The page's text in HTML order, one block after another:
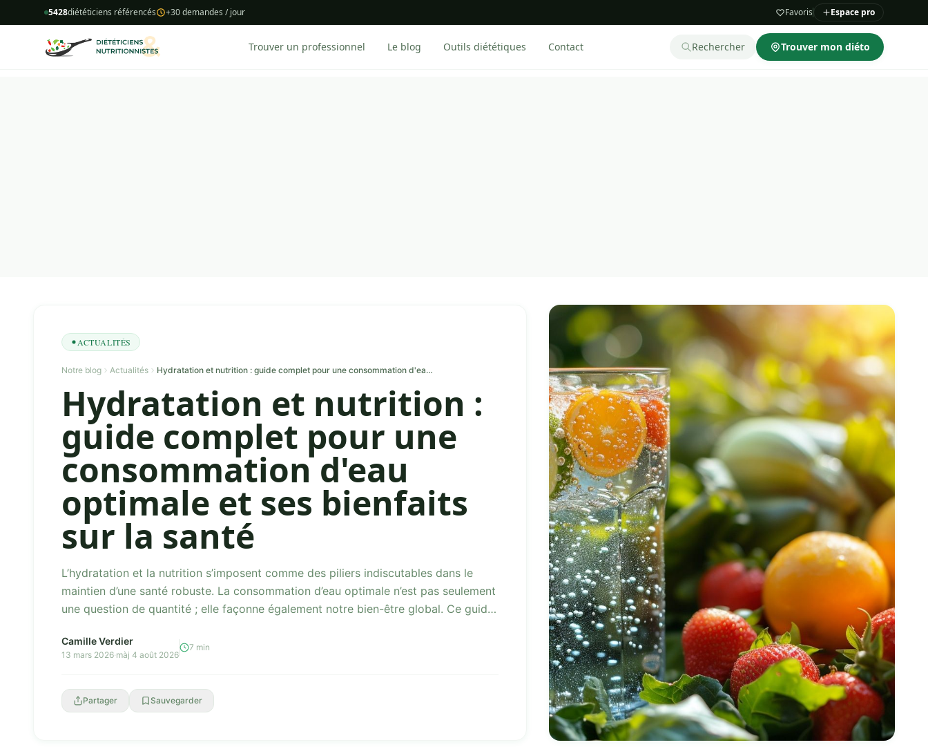
5428diététiciens référencés +30 demandes / jour Favoris Espace pro
Trouver un professionnel Le blog Outils diététiques Contact Rechercher Trouver mon diéto
ACTUALITÉS
Notre blog Actualités Hydratation et nutrition : guide complet pour une consommation d'eau optimale et ses bienfaits sur la santé
Hydratation et nutrition :
guide complet pour une
consommation d'eau
optimale et ses bienfaits
sur la santé
L’hydratation et la nutrition s’imposent comme des piliers indiscutables dans le
maintien d’une santé robuste. La consommation d’eau optimale n’est pas seulement
une question de quantité ; elle façonne également notre bien-être global. Ce guide
Camille Verdier
13 mars 2026·màj 4 août 2026
7 min
Partager Sauvegarder